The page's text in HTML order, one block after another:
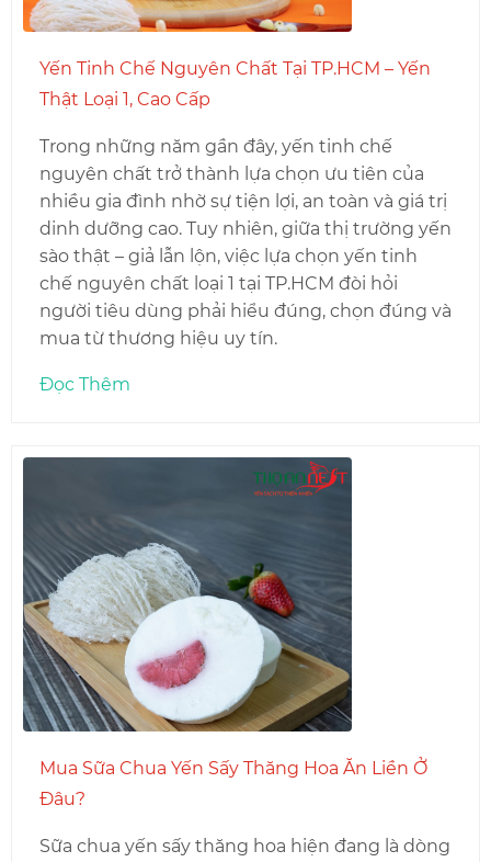
Yến Tinh Chế Nguyên Chất Tại TP.HCM – Yến
Thật Loại 1, Cao Cấp
Trong những năm gần đây, yến tinh chế
nguyên chất trở thành lựa chọn ưu tiên của
nhiều gia đình nhờ sự tiện lợi, an toàn và giá trị
dinh dưỡng cao. Tuy nhiên, giữa thị trường yến
sào thật – giả lẫn lộn, việc lựa chọn yến tinh
chế nguyên chất loại 1 tại TP.HCM đòi hỏi
người tiêu dùng phải hiểu đúng, chọn đúng và
mua từ thương hiệu uy tín.
Đọc Thêm
Mua Sữa Chua Yến Sấy Thăng Hoa Ăn Liền Ở
Đâu?
Sữa chua yến sấy thăng hoa hiện đang là dòng